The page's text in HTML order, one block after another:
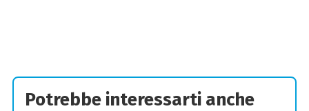
Potrebbe interessarti anche